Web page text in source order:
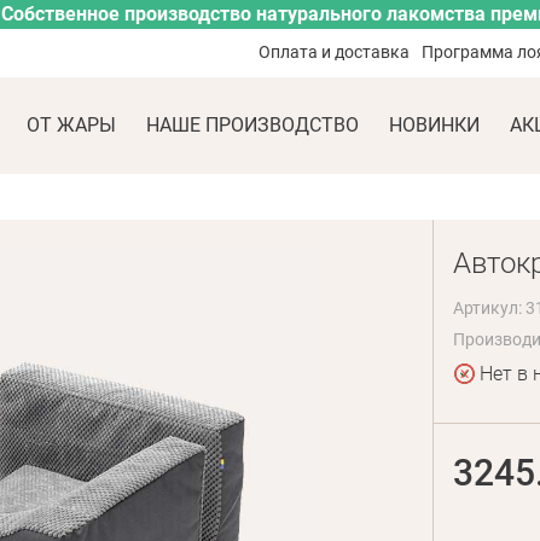
Собственное производство натурального лакомства
Оплата и доставка Программа
ОТ ЖАРЫ НАШЕ ПРОИЗВОДСТВО НОВИНКИ
Артикул:
Нет в